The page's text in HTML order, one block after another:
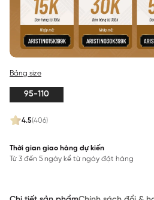
4.5(406)
Bảng size
95-110
Thời gian giao hàng dự kiến
Từ 3 đến 5 ngày kể từ ngày đặt hàng